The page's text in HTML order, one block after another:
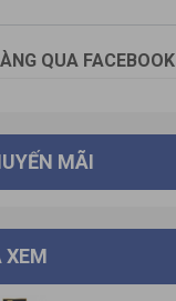
QUA FACEBOOK
MÃI
XEM